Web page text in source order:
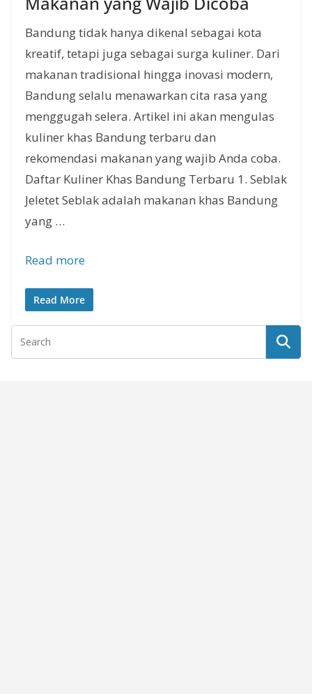
Bandung tidak hanya dikenal sebagai kota
kreatif, tetapi juga sebagai surga kuliner. Dari
makanan tradisional hingga inovasi modern,
Bandung selalu menawarkan cita rasa yang
menggugah selera. Artikel ini akan mengulas
kuliner khas Bandung terbaru dan
rekomendasi makanan yang wajib Anda coba.
Daftar Kuliner Khas Bandung Terbaru 1. Seblak
Jeletet Seblak adalah makanan khas Bandung
yang …
Read more
Read More